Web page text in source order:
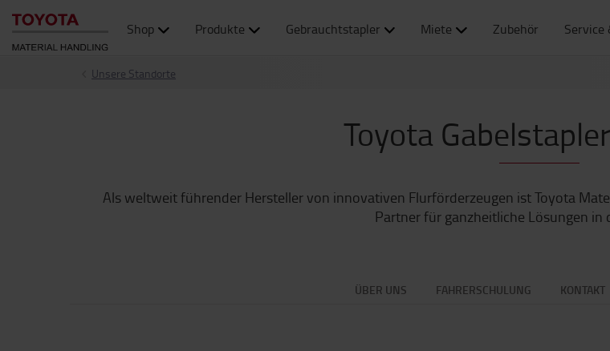
Shop Produkte Gebrauchtstapler Miete Zubehör Service
Unsere Standorte
Toyota
Als weltweit führender Hersteller von innovativen Flurförderzeugen ist Toyota
Partner für ganzheitliche Lösungen in
ÜBER UNS FAHRERSCHULUNG KONTAKT